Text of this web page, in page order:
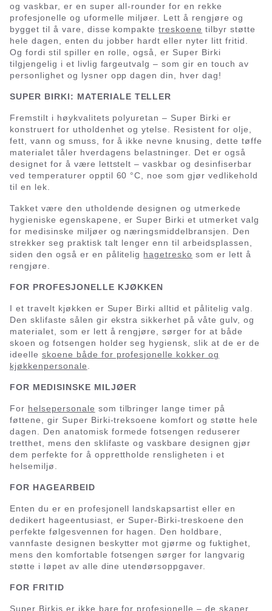
og vaskbar, er en super all-rounder for en rekke
profesjonelle og uformelle miljøer. Lett å rengjøre og
bygget til å vare, disse kompaktetreskoene tilbyr støtte
hele dagen, enten du jobber hardt eller nyter litt fritid.
Og fordi stil spiller en rolle, også, er Super Birki
tilgjengelig i et livlig fargeutvalg – som gir en touch av
personlighet og lysner opp dagen din, hver dag!
SUPER BIRKI: MATERIALE TELLER
Fremstilt i høykvalitets polyuretan – Super Birki er
konstruert for utholdenhet og ytelse. Resistent for olje,
fett, vann og smuss, for å ikke nevne knusing, dette tøffe
materialet tåler hverdagens belastninger. Det er også
designet for å være lettstelt – vaskbar og desinfiserbar
ved temperaturer opptil 60 °C, noe som gjør vedlikehold
til en lek.
Takket være den utholdende designen og utmerkede
hygieniske egenskapene, er Super Birki et utmerket valg
for medisinske miljøer og næringsmiddelbransjen. Den
strekker seg praktisk talt lenger enn til arbeidsplassen,
siden den også er en pålitelig hagetresko som er lett å
rengjøre.
FOR PROFESJONELLE KJØKKEN
I et travelt kjøkken er Super Birki alltid et pålitelig valg.
Den sklifaste sålen gir ekstra sikkerhet på våte gulv, og
materialet, som er lett å rengjøre, sørger for at både
skoen og fotsengen holder seg hygiensk, slik at de er de
ideelle skoene både for profesjonelle kokker og
kjøkkenpersonale
FOR MEDISINSKE MILJØER
For helsepersonale som tilbringer lange timer på
føttene, gir Super Birki-treksoene komfort og støtte hele
dagen. Den anatomisk formede fotsengen reduserer
tretthet, mens den sklifaste og vaskbare designen gjør
dem perfekte for å opprettholde rensligheten i et
helsemiljø.
FOR HAGEARBEID
Enten du er en profesjonell landskapsartist eller en
dedikert hageentusiast, er Super-Birki-treskoene den
perfekte følgesvennen for hagen. Den holdbare,
vannfaste designen beskytter mot gjørme og fuktighet,
mens den komfortable fotsengen sørger for langvarig
støtte i løpet av alle dine utendørsoppgaver.
FOR FRITID
Super Birkis er ikke bare for profesjonelle – de skaper